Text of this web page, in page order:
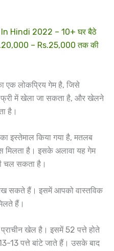
Hindi 2022 – 10+ घर बैठे
– Rs.25,000 तक की
एक लोकप्रिय गेम है, जिसे
में खेला जा सकता है, और खेलने
है।
इस्तेमाल किया गया है, मतलब
है। इसके अलावा यह गेम
चल सकता है।
सकते हैं। इसमें आपको वास्तविक
हैं।
प्राचीन खेल है। इसमें 52 पत्ते होते
13 पत्ते बांटे जाते हैं। उसके बाद